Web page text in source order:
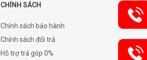
CHÍNH SÁCH
Chính sách bảo hành
Chính sách đổi trả
Hỗ trợ trả góp 0%